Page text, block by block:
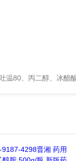
醇、羟丙纤维素、羟丙基甲基纤维素、乳糖、交联聚维酮、交联羧甲基纤维